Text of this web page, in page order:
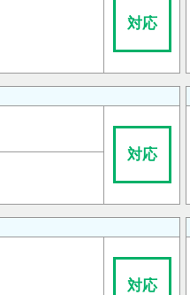
対応
対応
対応